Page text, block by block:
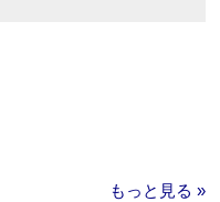
もっと見る »